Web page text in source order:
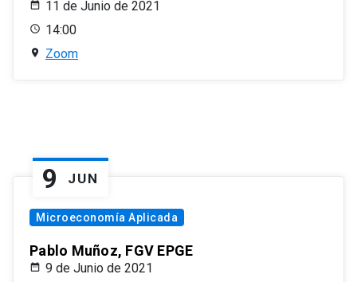
11 de Junio de 2021
14:00
Zoom
9 JUN
Microeconomía Aplicada
Pablo Muñoz, FGV EPGE
9 de Junio de 2021